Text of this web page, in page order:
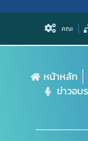
คณะ
หน้าหลัก
ข่าวอบ